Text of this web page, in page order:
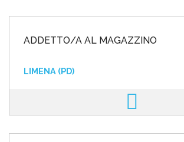
ADDETTO/A AL MAGAZZINO
LIMENA (PD)